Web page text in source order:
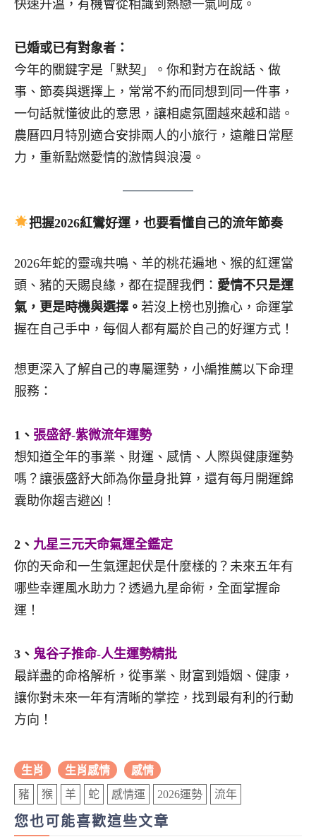
快速升溫，有機會從相識到熱戀一氣呵成。
已婚或已有對象者：
今年的關鍵字是「默契」。你和對方在說話、做
事、節奏與選擇上，常常不約而同想到同一件事，
一句話就懂彼此的意思，讓相處氛圍越來越和諧。
農曆四月特別適合安排兩人的小旅行，遠離日常壓
力，重新點燃愛情的激情與浪漫。
把握2026紅鸞好運，也要看懂自己的流年節奏
2026年蛇的靈魂共鳴、羊的桃花遍地、猴的紅運當
頭、豬的天賜良緣，都在提醒我們： 愛情不只是運
氣，更是時機與選擇。 若沒上榜也別擔心，命運掌
握在自己手中，每個人都有屬於自己的好運方式！
想更深入了解自己的專屬運勢，小編推薦以下命理
服務：
1、 張盛舒-紫微流年運勢
想知道全年的事業、財運、感情、人際與健康運勢
嗎？讓張盛舒大師為你量身批算，還有每月開運錦
囊助你趨吉避凶！
2、 九星三元天命氣運全鑑定
你的天命和一生氣運起伏是什麼樣的？未來五年有
哪些幸運風水助力？透過九星命術，全面掌握命
運！
3、 鬼谷子推命-人生運勢精批
最詳盡的命格解析，從事業、財富到婚姻、健康，
讓你對未來一年有清晰的掌控，找到最有利的行動
方向！
生肖 生肖感情 感情
豬 猴 羊 蛇 感情運 2026運勢 流年
您也可能喜歡這些文章